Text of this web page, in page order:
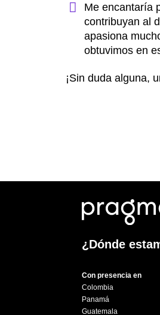
Me encantaría
contribuyan al
apasiona
obtuvimos en
¡Sin duda alguna,
¿Dónde
Con presencia en
Colombia
Panamá
Guatemala